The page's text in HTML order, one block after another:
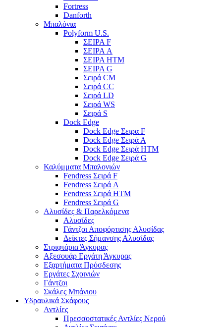
Fortress
Danforth
Μπαλόνια
Polyform U.S.
ΣΕΙΡΑ F
ΣΕΙΡΑ A
ΣΕΙΡΑ HTM
ΣΕΙΡΑ G
Σειρά CM
Σειρά CC
Σειρά LD
Σειρά WS
Σειρά S
Dock Edge
Dock Edge Σειρα F
Dock Edge Σειρά Α
Dock Edge Σειρά HTM
Dock Edge Σειρά G
Καλύμματα Μπαλονιών
Fendress Σειρά F
Fendress Σειρά A
Fendress Σειρά HTM
Fendress Σειρά G
Αλυσίδες & Παρελκόμενα
Αλυσίδες
Γάντζοι Αποφόρτισης Αλυσίδας
Δείκτες Σήμανσης Αλυσίδας
Στριφτάρια Άγκυρας
Αξεσουάρ Εργάτη Άγκυρας
Εξαρτήματα Πρόσδεσης
Εργάτες Σχοινιών
Γάντζοι
Σκάλες Μπάνιου
Υδραυλικά Σκάφους
Αντλίες
Πρεσσοστατικές Αντλίες Νερού